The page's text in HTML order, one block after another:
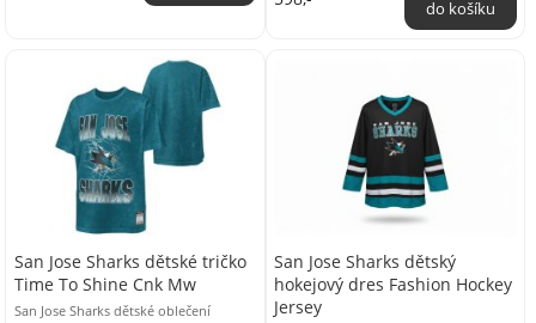
San Jose Sharks dětské tričko
Time To Shine Cnk Mw
San Jose Sharks dětské oblečení
San Jose Sharks dětský
hokejový dres Fashion Hockey
Jersey